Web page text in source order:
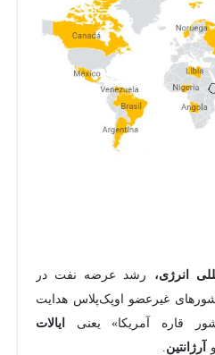
انرژی، رشد عرضه نفت در
کشورهای غیرعضو اوپک‌پلاس هدایت
قاره آمریکا» یعنی ایالات
و آرژانتین